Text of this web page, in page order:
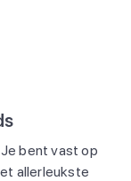
bent vast op
allerleukste